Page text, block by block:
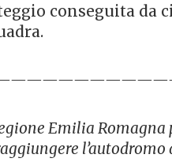
conseguita da
Emilia